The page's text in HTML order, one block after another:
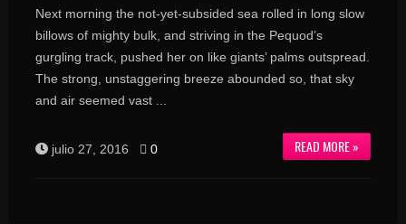
Next morning the not-yet-subsided sea rolled in long slow
billows of mighty bulk, and striving in the Pequod’s
gurgling track, pushed her on like giants’ palms outspread.
The strong, unstaggering breeze abounded so, that sky
and air seemed vast ...
READ MORE »
julio 27, 2016 0